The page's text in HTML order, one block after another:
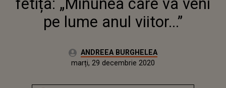
fetița: „Minunea care va veni
pe lume anul viitor...”
Autor:ANDREEA BURGHELEA
Publicat:
marți, 29 decembrie 2020